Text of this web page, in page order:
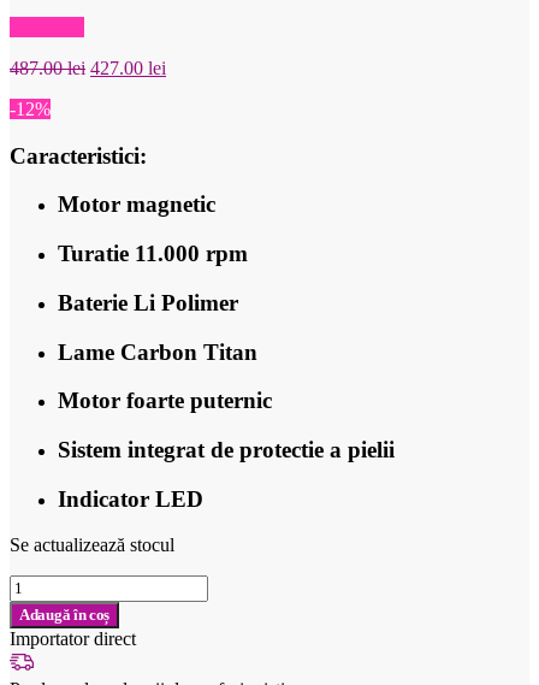
487.00lei Prețul
487.00 lei.
427.00 lei
-12%
Caracteristici:
Motor magnetic
Turatie 11.000 rpm
Baterie Li Polimer
Lame Carbon Titan
Motor foarte puternic
Sistem integrat de protectie a pielii
Indicator LED
Se actualizează stocul
Cantitate
Trimmer
profesional
Mini
Vroom
Adaugă în coș
Importator direct